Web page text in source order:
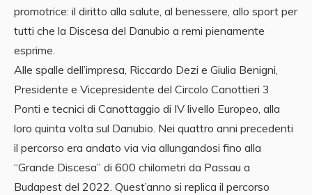
promotrice: il diritto alla salute, al benessere, allo sport per
tutti che la Discesa del Danubio a remi pienamente
esprime.
Alle spalle dell’impresa, Riccardo Dezi e Giulia Benigni,
Presidente e Vicepresidente del Circolo Canottieri 3
Ponti e tecnici di Canottaggio di IV livello Europeo, alla
loro quinta volta sul Danubio. Nei quattro anni precedenti
il percorso era andato via via allungandosi fino alla
“Grande Discesa” di 600 chilometri da Passau a
Budapest del 2022. Quest’anno si replica il percorso